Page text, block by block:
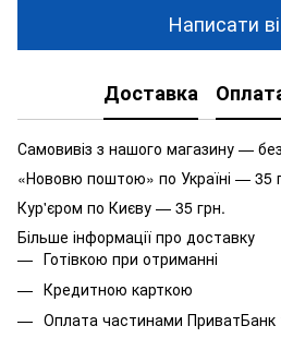
Написати
Доставка
Самовивіз з нашого магазину —
«Нововю поштою» по Україні — 35
Кур'єром по Києву — 35 грн.
Більше інформації про доставку
Готівкою при отриманні
Кредитною карткою
Оплата частинами ПриватБанк